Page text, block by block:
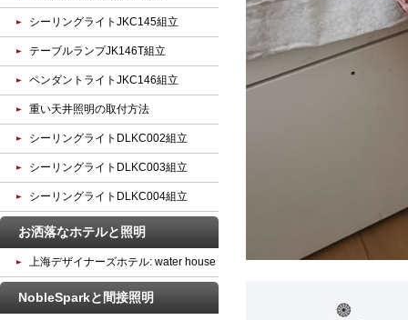
シーリングライトJKC145組立
テーブルランプJK146T組立
ペンダントライトJKC146組立
重い天井照明の取付方法
シーリングライトDLKC002組立
シーリングライトDLKC003組立
シーリングライトDLKC004組立
お洒落なホテルと照明
上海デザイナーズホテル: water house
NobleSparkと間接照明